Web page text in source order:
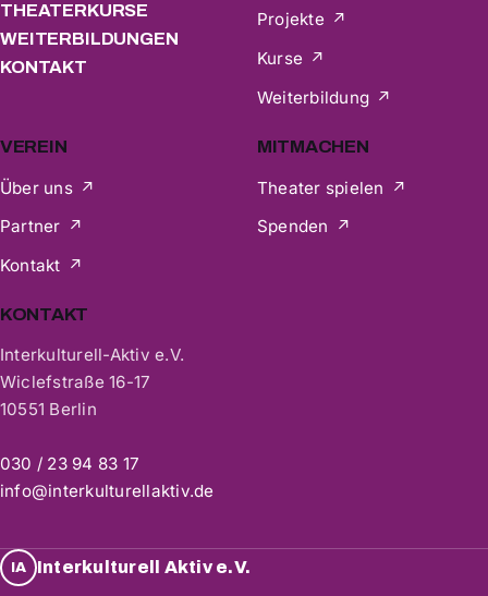
THEATERKURSE
WEITERBILDUNGEN
KONTAKT
Projekte
Kurse
Weiterbildung
VEREIN
Über uns
Partner
Kontakt
MITMACHEN
Theater spielen
Spenden
KONTAKT
Interkulturell-Aktiv e.V.
Wiclefstraße 16-17
10551 Berlin
030 / 23 94 83 17
info@interkulturellaktiv.de
IA Interkulturell Aktiv e.V.